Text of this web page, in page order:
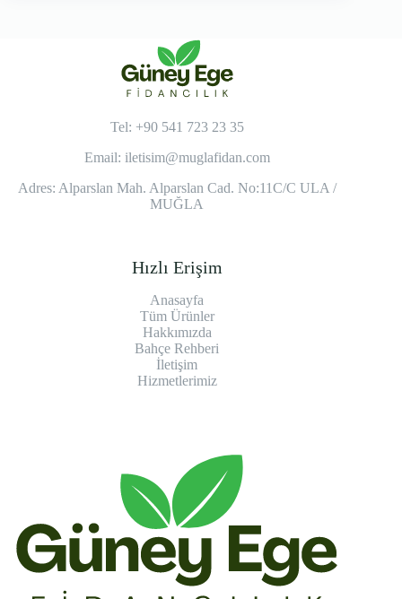
Tel: +90 541 723 23 35
Email: iletisim@muglafidan.com
Adres: Alparslan Mah. Alparslan Cad. No:11C/C ULA /
MUĞLA
Hızlı Erişim
Anasayfa
Tüm Ürünler
Hakkımızda
Bahçe Rehberi
İletişim
Hizmetlerimiz